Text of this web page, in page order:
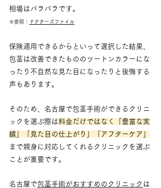
相場はバラバラです。
※参照： ドクターズファイル
保険適用できるからといって選択した結果、
包茎は改善できたもののツートンカラーにな
ったり不自然な見た目になったりと後悔する
声もあります。
そのため、名古屋で包茎手術ができるクリニ
ックを選ぶ際は料金だけではなく「豊富な実
績」「見た目の仕上がり」「アフターケア」
まで親身に対応してくれるクリニックを選ぶ
ことが重要です。
名古屋で包茎手術がおすすめのクリニック は